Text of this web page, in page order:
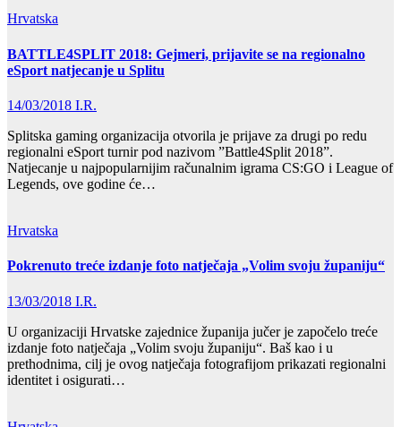
Hrvatska
BATTLE4SPLIT 2018: Gejmeri, prijavite se na regionalno
eSport natjecanje u Splitu
14/03/2018 I.R.
Splitska gaming organizacija otvorila je prijave za drugi po redu
regionalni eSport turnir pod nazivom ”Battle4Split 2018”.
Natjecanje u najpopularnijim računalnim igrama CS:GO i League of
Legends, ove godine će…
Hrvatska
Pokrenuto treće izdanje foto natječaja „Volim svoju županiju“
13/03/2018 I.R.
U organizaciji Hrvatske zajednice županija jučer je započelo treće
izdanje foto natječaja „Volim svoju županiju“. Baš kao i u
prethodnima, cilj je ovog natječaja fotografijom prikazati regionalni
identitet i osigurati…